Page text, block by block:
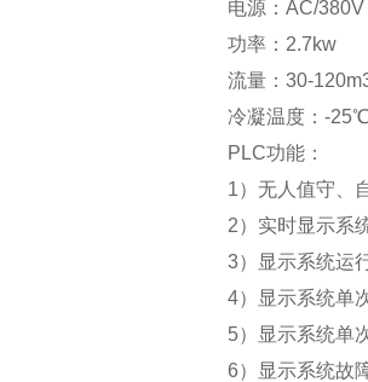
电源： AC/
功率： 2.7kw
流量： 30-120
冷凝温度： -
PLC功能：
1）无人值守、
2）实时显示系
3）显示系统运
4）显示系统单
5）显示系统单
6）显示系统故